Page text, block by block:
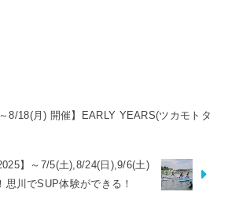
～8/18(月) 開催】EARLY YEARS(ツカモトタ
】～7/5(土),8/24(日),9/6(土)
川でSUP体験ができる！